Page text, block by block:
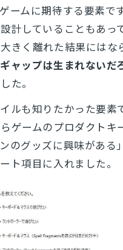
ームに期待する要素で
計していることもあっ
きく離れた結果にはな
ャップは生まれないだ
た。
ルも知りたかった要素
ゲームのプロダクトキ
のグッズに興味がある
ト項目に入れました。